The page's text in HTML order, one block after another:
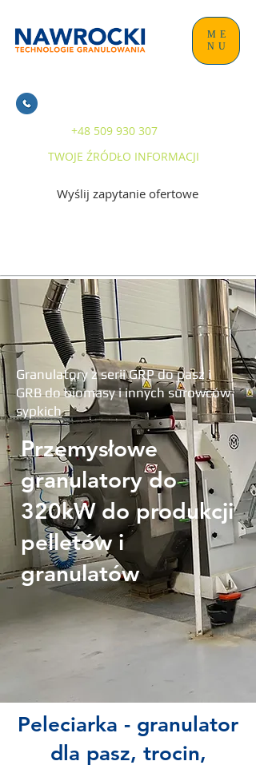
ME
NU
+48 509 930 307
TWOJE ŹRÓDŁO INFORMACJI
Wyślij zapytanie ofertowe
Granulatory z serii GRP do pasz i
GRB do biomasy i innych surowców
sypkich
Przemysłowe
granulatory do
320kW do produkcji
pelletów i
granulatów
Peleciarka - granulator
dla pasz, trocin,